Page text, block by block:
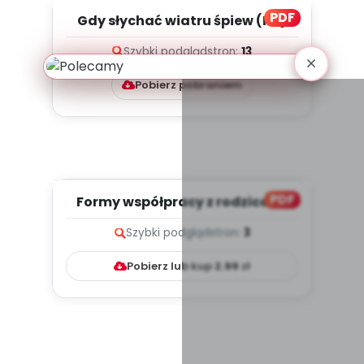
PDF
Gdy słychać wiatru śpiew (PD)
Szybki podglądstron:13
Pobierz pobraniem
PDF
Formy współpracy z rodzicami
Szybki podgląd stron: 3
Pobierz lub kup2.99 zł